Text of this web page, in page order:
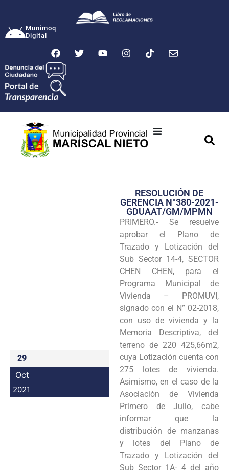
Munimoq
Digital
Transparencia
Seguridad
Programas
Intranet
29
Oct
2021
RESOLUCIÓN DE
GERENCIA N°380-2021-
GDUAAT/GM/MPMN
PRIMERO.- Se resuelve
aprobar el Plano de
Trazado y Lotización del
Sub Sector 14-4, SECTOR
CHEN CHEN, para el
Programa Municipal de
Vivienda – PROMUVI,
signado con el N” 02-2018,
con uso de vivienda y la
Memoria Descriptiva, del
terreno de 220 425,66m2,
cuya Lotización cuenta con
275 lotes de vivienda.
Asimismo, en el caso de la
Asociación de Vivienda
Primero de Julio, cabe
informar que la
distribución de manzanas
y lotes del Plano de
Trazado y Lotización del
Sub Sector 1A- 4 del año